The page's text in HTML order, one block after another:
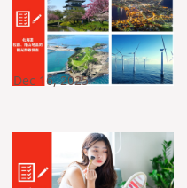
Dec 16, 2025